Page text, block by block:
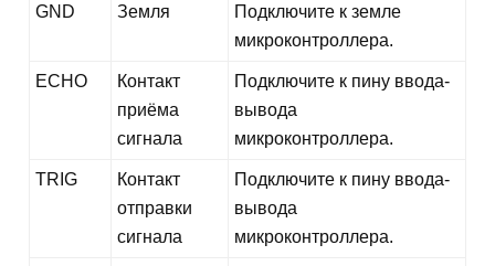
GND Земля
Подключите к земле
микроконтроллера.
ECHO
Контакт
приёма
сигнала
Подключите к пину ввода-
вывода
микроконтроллера.
TRIG
Контакт
отправки
сигнала
Подключите к пину ввода-
вывода
микроконтроллера.